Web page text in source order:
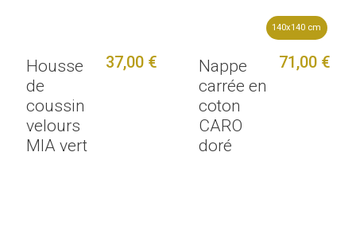
Housse
de
coussin
velours
MIA vert
37,00 €
140x140 cm
Nappe
carrée en
coton
CARO
doré
71,00 €